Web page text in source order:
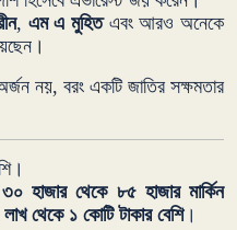
, এম এ মুহিতএবং আরও অনেকে
নয়, বরং একটি জাতির সক্ষমতার
৩০ হাজার থেকে ৮৫ হাজার মার্কিন
থেকে ১ কোটি টাকার বেশি।